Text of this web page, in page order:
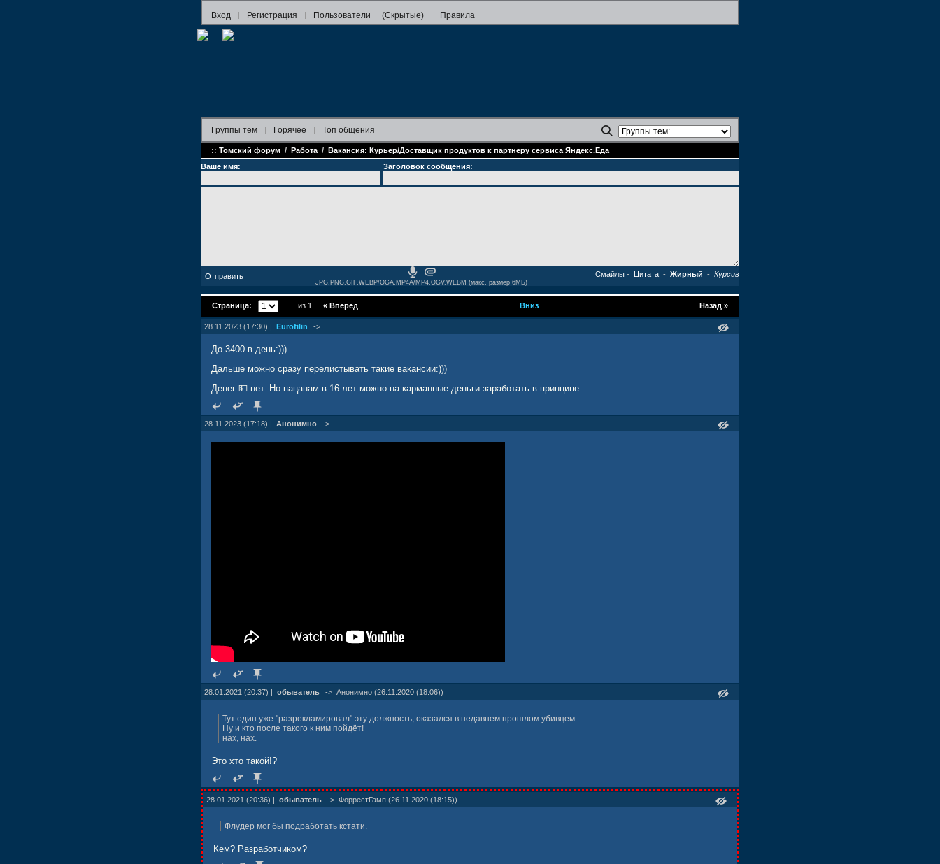
Вход Регистрация Пользователи (Скрытые) Правила
Группы тем Горячее Топ общения
:: Томский форум / Работа / Вакансия: Курьер/Доставщик продуктов к партнеру сервиса Яндекс.Еда
Ваше имя:
Заголовок сообщения:
- Цитата - Жирный - Курсив
Смайлы
JPG,PNG,GIF,WEBP/OGA,MP4A/MP4,OGV,WEBM (макс. размер 6МБ)
Страница: из 1 Назад »
« Вперед Вниз
28.11.2023 (17:30) | Eurofilin ->
До 3400 в день:)))
Дальше можно сразу перелистывать такие вакансии:)))
Денег 💵 нет. Но пацанам в 16 лет можно на карманные деньги заработать в принципе
28.11.2023 (17:18) | Анонимно ->
28.01.2021 (20:37) | обыватель -> Анонимно (26.11.2020 (18:06))
Тут один уже "разрекламировал" эту должность, оказался в недавнем прошлом убивцем.
Ну и кто после такого к ним пойдёт!
нах, нах.
Это хто такой!?
28.01.2021 (20:36) | обыватель -> ФоррестГамп (26.11.2020 (18:15))
Флудер мог бы подработать кстати.
Кем? Разработчиком?